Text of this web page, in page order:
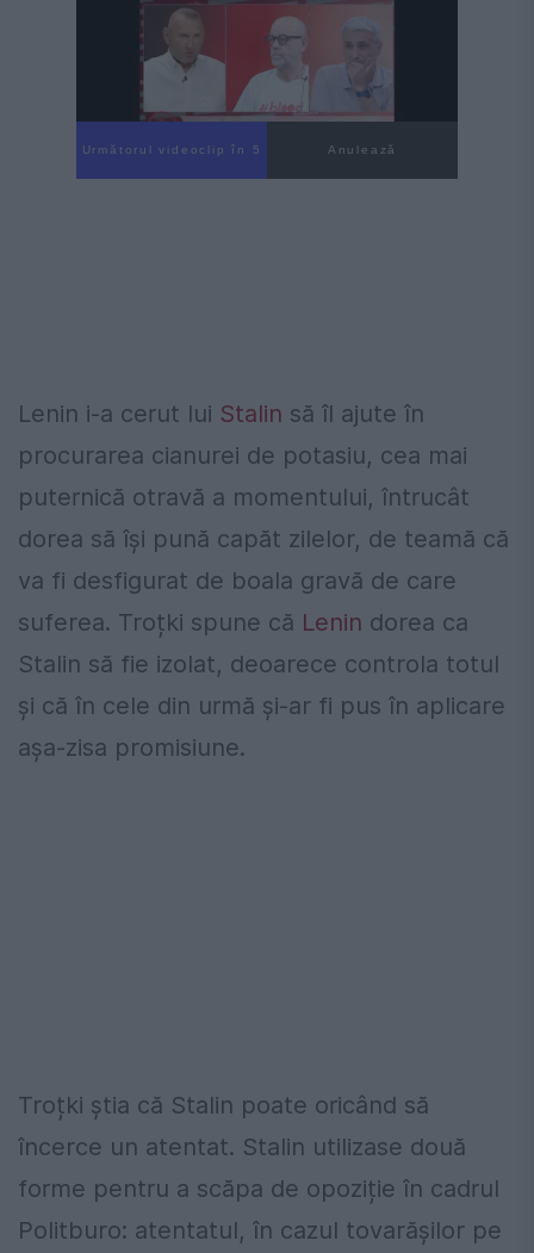
Următorul videoclip în 3 Anulează
Lenin i-a cerut lui Stalin să îl ajute în
procurarea cianurei de potasiu, cea mai
puternică otravă a momentului, întrucât
dorea să își pună capăt zilelor, de teamă că
va fi desfigurat de boala gravă de care
suferea. Troțki spune că Lenin dorea ca
Stalin să fie izolat, deoarece controla totul
și că în cele din urmă și-ar fi pus în aplicare
așa-zisa promisiune.
Troțki știa că Stalin poate oricând să
încerce un atentat. Stalin utilizase două
forme pentru a scăpa de opoziție în cadrul
Politburo: atentatul, în cazul tovarășilor pe